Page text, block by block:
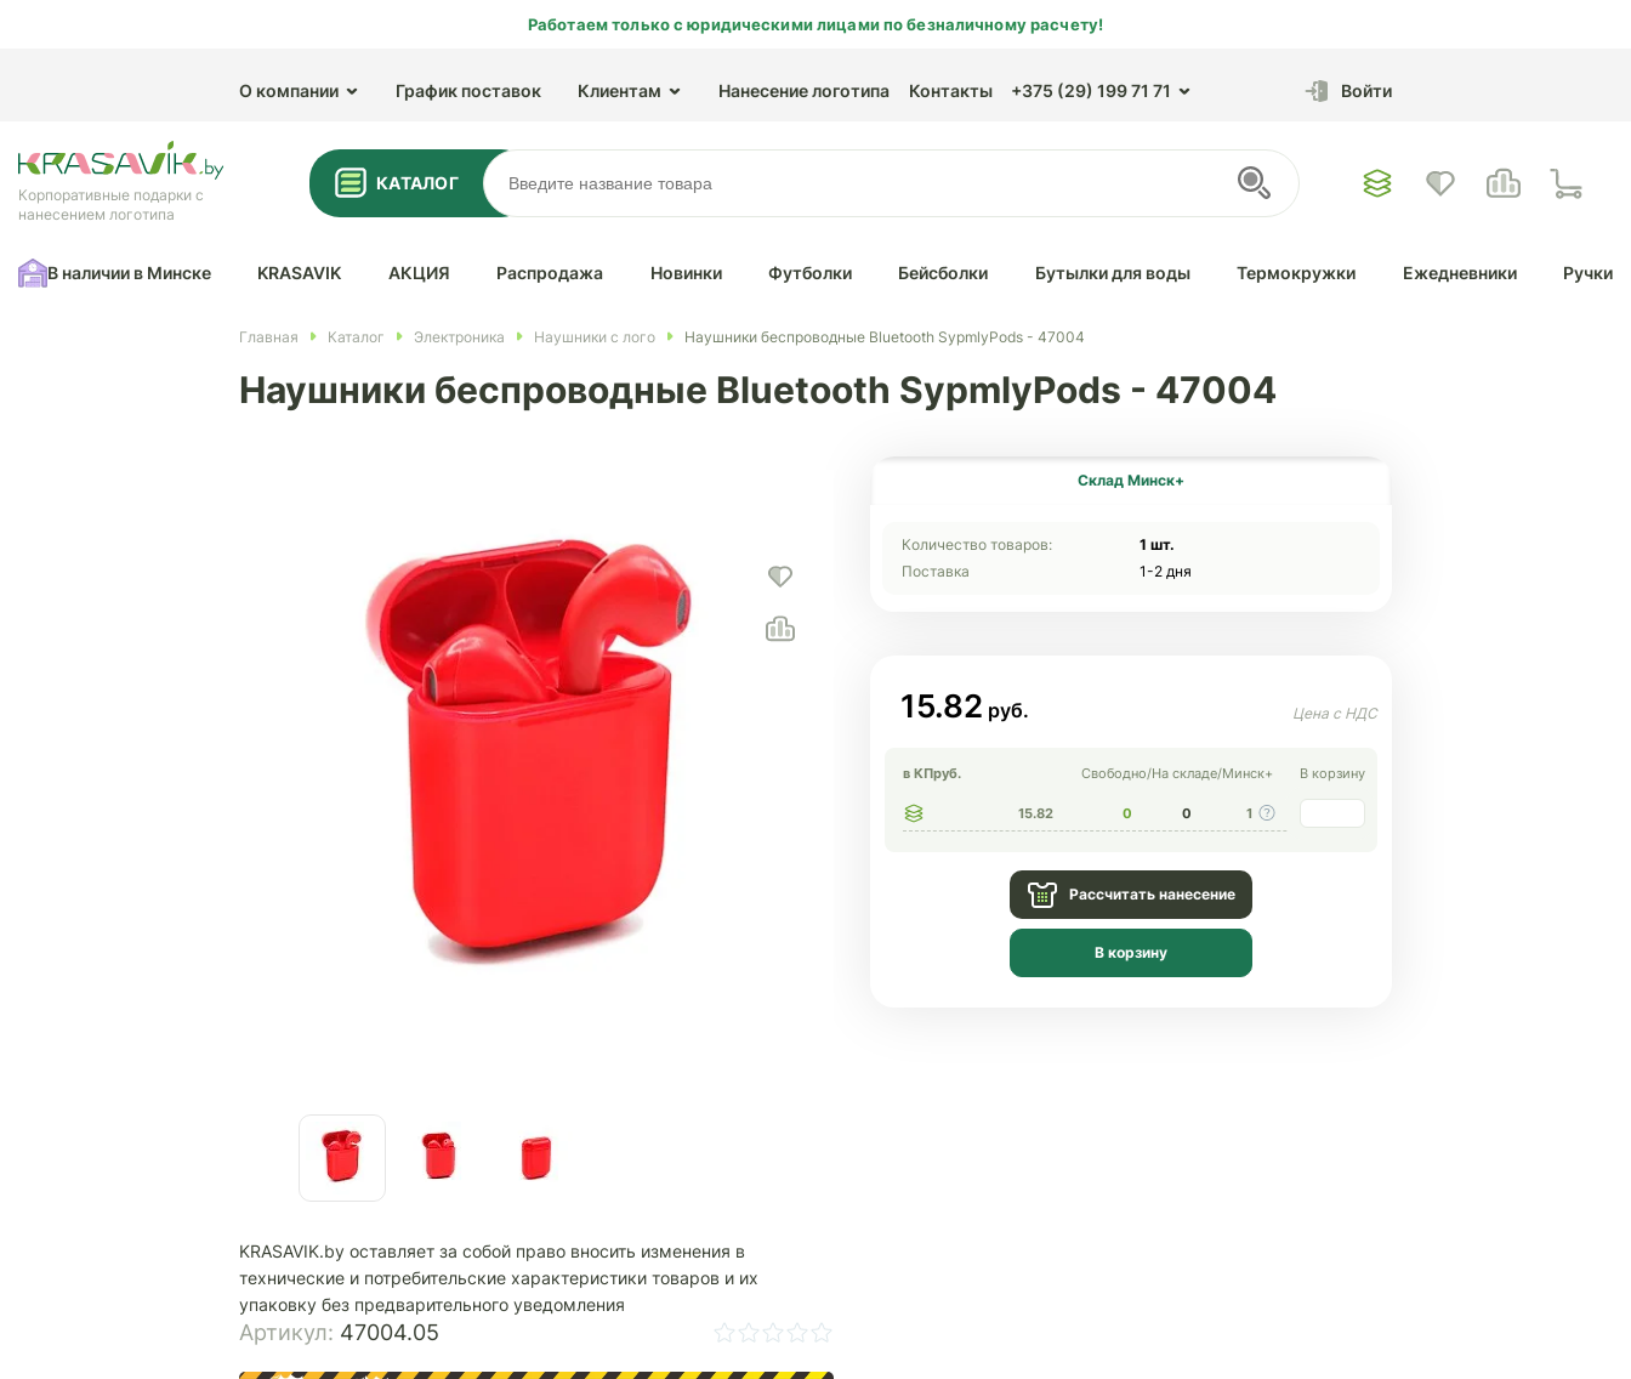
Работаем только с юридическими лицами по безналичному расчету!
О компании График поставок Клиентам Нанесение логотипа Контакты +375 (29) 199 71 71 Войти
Корпоративные подарки с
нанесением логотипа
КАТАЛОГ
В наличии в Минске KRASAVIK АКЦИЯ Распродажа Новинки Футболки Бейсболки Бутылки для воды Термокружки Ежедневники Ручки
Главная Каталог Электроника Наушники с лого Наушники беспроводные Bluetooth SypmlyPods - 47004
Наушники беспроводные Bluetooth SypmlyPods - 47004
KRASAVIK.by оставляет за собой право вносить изменения в
технические и потребительские характеристики товаров и их
упаковку без предварительного уведомления
Артикул: 47004.05
Склад Минск+
Количество товаров:
1 шт.
Поставка
1-2 дня
15.82
в КПруб. Свободно/На складе/Минск+ В корзину
15.82 0 0 1
Рассчитать нанесение
В корзину